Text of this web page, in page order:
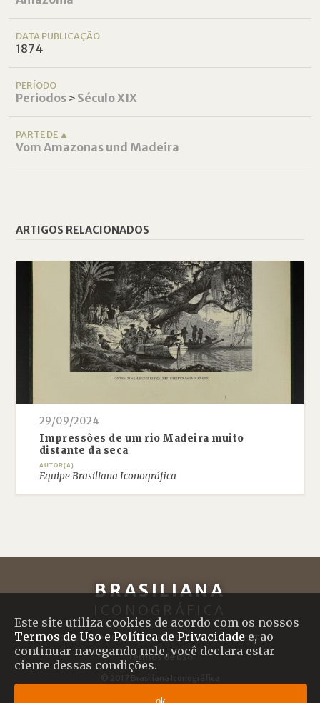
Este site utiliza cookies de acordo com os nossos
Termos de Uso e Política de Privacidade e, ao
continuar navegando nele, você declara estar
ciente dessas condições.
ok
DATA PUBLICAÇÃO
1874
PERÍODO
Periodos˃ Século XIX
PARTE DE ▲
Vom Amazonas und Madeira
ARTIGOS RELACIONADOS
29/09/2024
Impressões de um rio Madeira muito
distante da seca
AUTOR(A)
Equipe Brasiliana Iconográfica
BRASILIANA
ICONOGRÁFICA
SOBRE O PROJETO | CRÉDITOS |CONTATO
Termos de uso